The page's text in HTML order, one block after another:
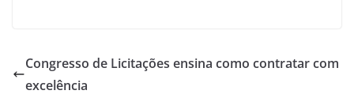
Congresso de Licitações ensina como contratar com
excelência